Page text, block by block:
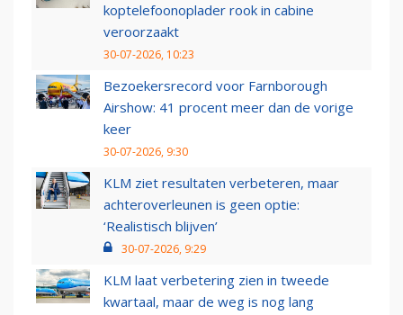
koptelefoonoplader rook in cabine
veroorzaakt
30-07-2026, 10:23
Bezoekersrecord voor Farnborough
Airshow: 41 procent meer dan de vorige
keer
30-07-2026, 9:30
KLM ziet resultaten verbeteren, maar
achteroverleunen is geen optie:
‘Realistisch blijven’
30-07-2026, 9:29
KLM laat verbetering zien in tweede
kwartaal, maar de weg is nog lang